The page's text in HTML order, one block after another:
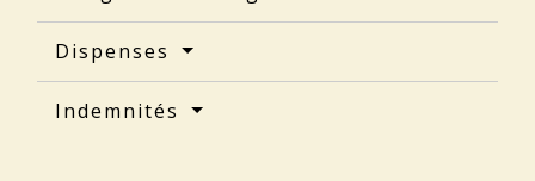
Dispenses
Indemnités